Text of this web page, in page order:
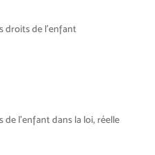
droits de l’enfant
de l’enfant dans la loi, réelle